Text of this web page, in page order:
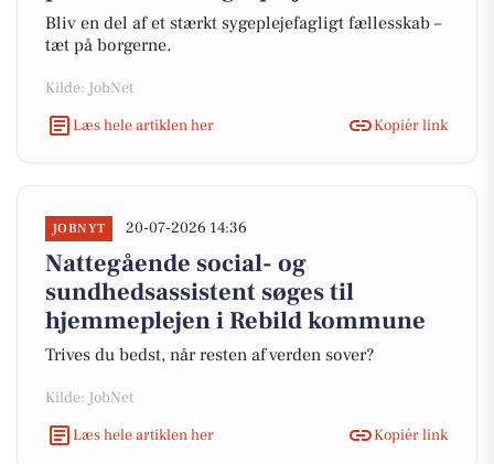
Bliv en del af et stærkt sygeplejefagligt fællesskab –
tæt på borgerne.
Kilde: JobNet
Læs hele artiklen her
Kopiér link
JOBNYT 20-07-2026 14:36
Nattegående social- og
sundhedsassistent søges til
hjemmeplejen i Rebild kommune
Trives du bedst, når resten af verden sover?
Kilde: JobNet
Læs hele artiklen her
Kopiér link